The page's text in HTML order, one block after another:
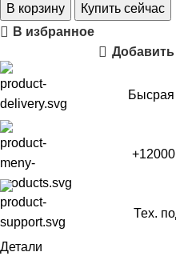
В корзину
Купить сейчас
В избранное
Бысрая
Тех.
Детали